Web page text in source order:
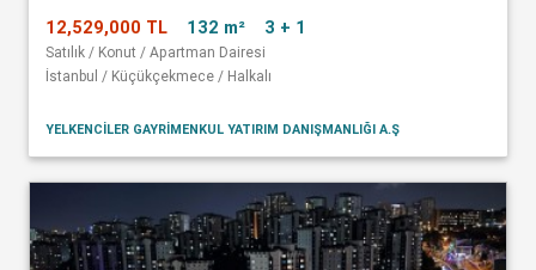
12,529,000 TL 132 m² 3 + 1
Satılık / Konut / Apartman Dairesi
İstanbul / Küçükçekmece / Halkalı
YELKENCİLER GAYRİMENKUL YATIRIM DANIŞMANLIĞI A.Ş